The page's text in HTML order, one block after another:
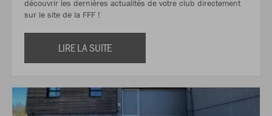
découvrir les dernières actualités de votre club directement
sur le site de la FFF !
LIRE LA SUITE